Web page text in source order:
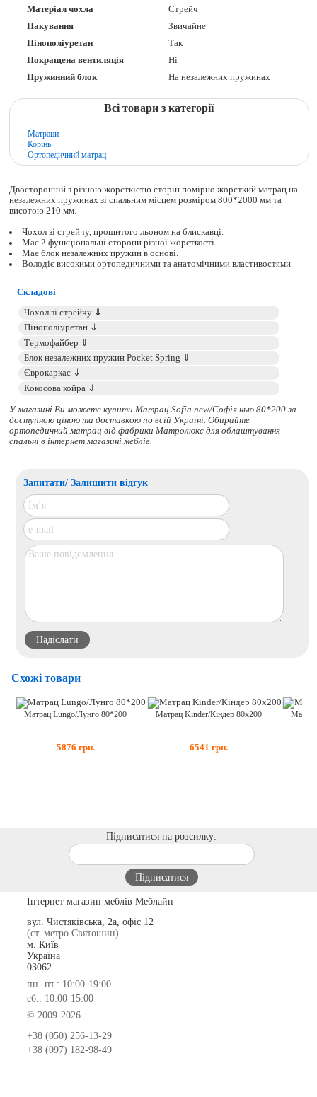
Матеріал чохла
Стрейч
Пакування
Звичайне
Пінополіуретан
Так
Покращена вентиляція
Ні
Пружинний блок
На незалежних пружинах
Всі товари з категорії
Матраци
Корінь
Ортопедичний матрац
Двосторонній з різною жорсткістю сторін помірно жорсткий матрац на
незалежних пружинах зі спальним місцем розміром 800*2000 мм та
висотою 210 мм.
Чохол зі стрейчу, прошитого льоном на блискавці.
Має 2 функціональні сторони різної жорсткості.
Має блок незалежних пружин в основі.
Володіє високими ортопедичними та анатомічними властивостями.
Складові
У магазині Ви можете купити Матрац Sofia new/Софія нью 80*200 за
доступною ціною та доставкою по всій Україні. Обирайте
ортопедичний матрацвід фабрики Матролюкс для облаштування
спальні в інтернет магазині меблів.
Запитати/ Залишити відгук
Схожі товари
Матрац Lungo/Лунго 80*200
5876 грн.
Матрац Kinder/Кіндер 80х200
6541 грн.
Підписатися на розсилку:
Інтернет магазин меблів Меблайн
вул. Чистяківська, 2а, офіс 12
(ст. метро Святошин)
м. Київ
Україна
03062
пн.-пт.: 10:00-19:00
сб.: 10:00-15:00
© 2009-2026
+38 (050) 256-13-29
+38 (097) 182-98-49